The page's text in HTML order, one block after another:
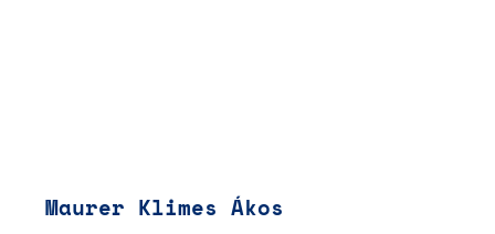
Maurer Klimes Ákos